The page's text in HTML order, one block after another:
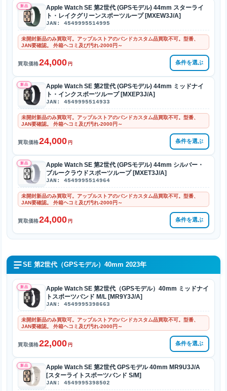
新品
Apple Watch SE 第2世代 (GPSモデル) 44mm スターライ
ト・レイクグリーンスポーツループ [MXEW3J/A]
JAN: 4549995514995
未開封新品のみ買取可。アップルストアのバンドカスタム品買取不可。型番、
JAN要確認。 外箱ヘコミ及び汚れ-2000円～
買取価格24,000 円 条件を選ぶ
新品
Apple Watch SE 第2世代 (GPSモデル) 44mm ミッドナイ
ト・インクスポーツループ [MXEP3J/A]
JAN: 4549995514933
未開封新品のみ買取可。アップルストアのバンドカスタム品買取不可。型番、
JAN要確認。 外箱ヘコミ及び汚れ-2000円～
買取価格24,000 円 条件を選ぶ
新品
Apple Watch SE 第2世代 (GPSモデル) 44mm シルバー・
ブルークラウドスポーツループ [MXET3J/A]
JAN: 4549995514964
未開封新品のみ買取可。アップルストアのバンドカスタム品買取不可。型番、
JAN要確認。 外箱ヘコミ及び汚れ-2000円～
買取価格24,000 円 条件を選ぶ
SE 第2世代（GPSモデル）40mm 2023年
新品
Apple Watch SE 第2世代（GPSモデル）40mm ミッドナイ
トスポーツバンド M/L [MR9Y3J/A]
JAN: 4549995398663
未開封新品のみ買取可。アップルストアのバンドカスタム品買取不可。型番、
JAN要確認。 外箱ヘコミ及び汚れ-2000円～
買取価格22,000 円 条件を選ぶ
新品
Apple Watch SE 第2世代 GPSモデル 40mm MR9U3J/A
[スターライトスポーツバンド S/M]
JAN: 4549995398502